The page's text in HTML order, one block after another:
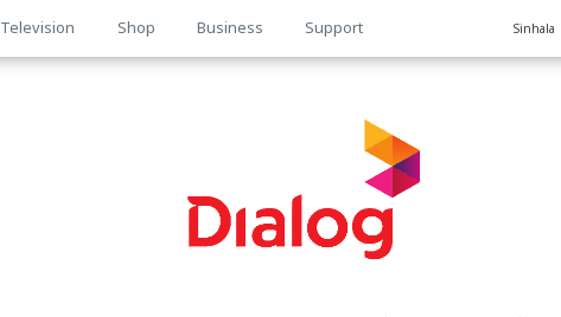
Television Shop Business Support Sinhala